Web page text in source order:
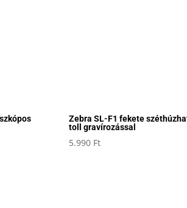
Zebra SL-F1 fekete
toll gravírozással
5.990 Ft